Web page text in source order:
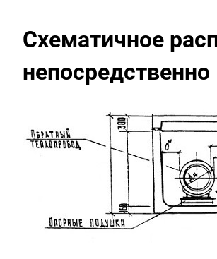
Схематичное
непосредственно